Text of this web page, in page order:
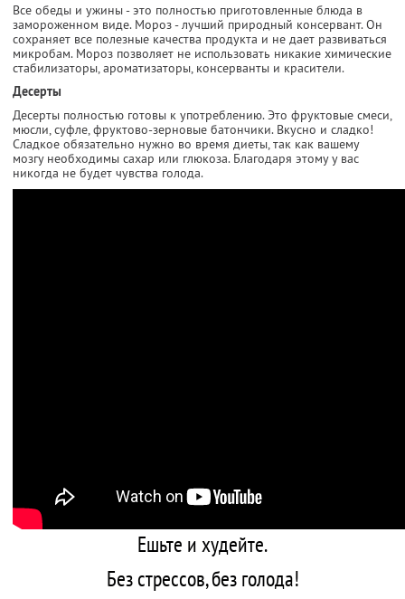
Все обеды и ужины - это полностью приготовленные блюда в
замороженном виде. Мороз - лучший природный консервант. Он
сохраняет все полезные качества продукта и не дает развиваться
микробам. Мороз позволяет не использовать никакие химические
стабилизаторы, ароматизаторы, консерванты и красители.
Десерты
Десерты полностью готовы к употреблению. Это фруктовые смеси,
мюсли, суфле, фруктово-зерновые батончики. Вкусно и сладко!
Сладкое обязательно нужно во время диеты, так как вашему
мозгу необходимы сахар или глюкоза. Благодаря этому у вас
никогда не будет чувства голода.
Ешьте и худейте.
Без стрессов, без голода!